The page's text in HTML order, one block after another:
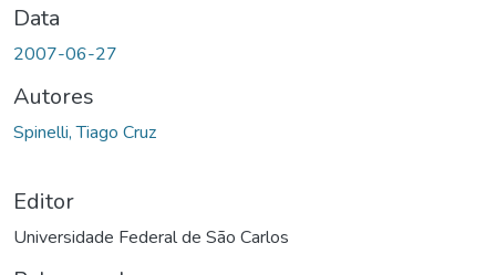
Data
2007-06-27
Autores
Spinelli, Tiago Cruz
Editor
Universidade Federal de São Carlos